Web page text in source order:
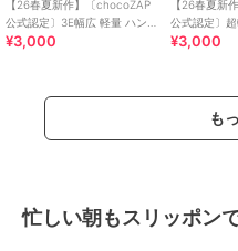
【26春夏新作】〔chocoZAP
公式認定〕3E幅広 軽量 ハンズ
フリー スリッポン スニーカー
¥3,000
【26春夏新
公式認定〕
スニーカー
¥3,000
も
忙しい朝もスリッポン